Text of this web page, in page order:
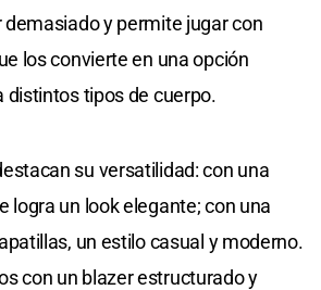
y permite jugar con
los convierte en una opción
distintos tipos de cuerpo.
su versatilidad: con una
logra un look elegante; con una
un estilo casual y moderno.
con un blazer estructurado y